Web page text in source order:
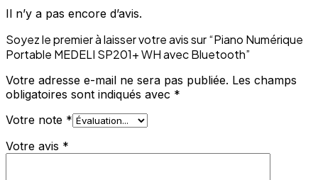
Il n’y a pas encore d’avis.
Soyez le premier à laisser votre avis sur “Piano Numérique
Portable MEDELI SP201+ WH avec Bluetooth”
Votre adresse e-mail ne sera pas publiée. Les champs
obligatoires sont indiqués avec *
Votre note *
Votre avis *